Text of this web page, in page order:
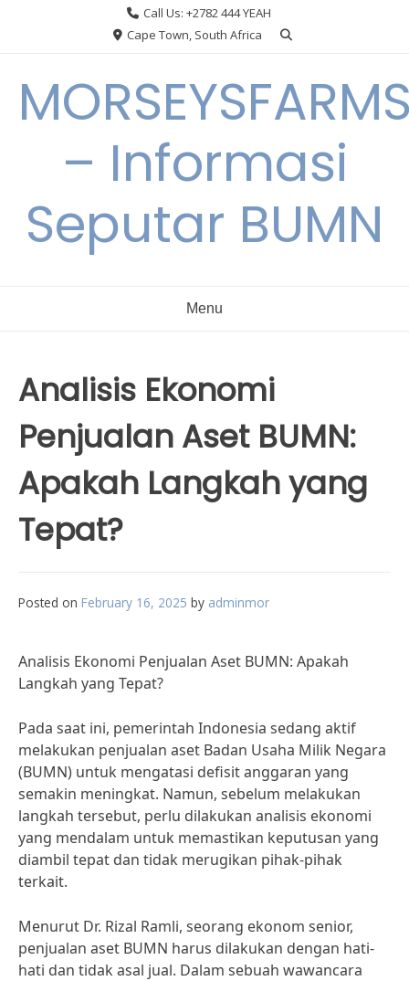
Call Us: +2782 444 YEAH
Cape Town, South Africa
– Informasi
Seputar BUMN
Menu
Analisis Ekonomi
Penjualan Aset BUMN:
Apakah Langkah yang
Tepat?
Posted on February 16, 2025 by adminmor
Analisis Ekonomi Penjualan Aset BUMN: Apakah
Langkah yang Tepat?
Pada saat ini, pemerintah Indonesia sedang aktif
melakukan penjualan aset Badan Usaha Milik Negara
(BUMN) untuk mengatasi defisit anggaran yang
semakin meningkat. Namun, sebelum melakukan
langkah tersebut, perlu dilakukan analisis ekonomi
yang mendalam untuk memastikan keputusan yang
diambil tepat dan tidak merugikan pihak-pihak
terkait.
Menurut Dr. Rizal Ramli, seorang ekonom senior,
penjualan aset BUMN harus dilakukan dengan hati-
hati dan tidak asal jual. Dalam sebuah wawancara